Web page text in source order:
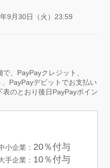
9月30日（火）23:59
、PayPayクレジット、
PayPayデビットでお支払い
のとおり後日PayPayポイン
小企業： 20％付与
手企業： 10％付与